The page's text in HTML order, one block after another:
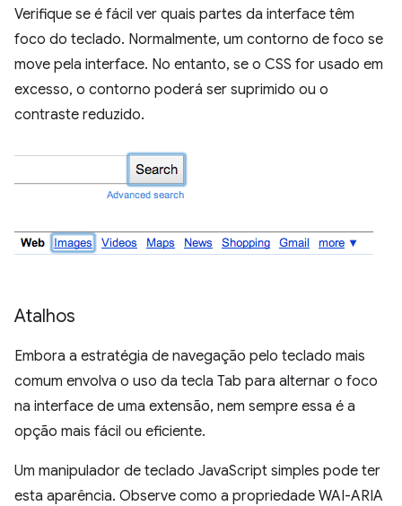
Verifique se é fácil ver quais partes da interface têm
foco do teclado. Normalmente, um contorno de foco se
move pela interface. No entanto, se o CSS for usado em
excesso, o contorno poderá ser suprimido ou o
contraste reduzido.
Atalhos
Embora a estratégia de navegação pelo teclado mais
comum envolva o uso da tecla Tab para alternar o foco
na interface de uma extensão, nem sempre essa é a
opção mais fácil ou eficiente.
Um manipulador de teclado JavaScript simples pode ter
esta aparência. Observe como a propriedade WAI-ARIA